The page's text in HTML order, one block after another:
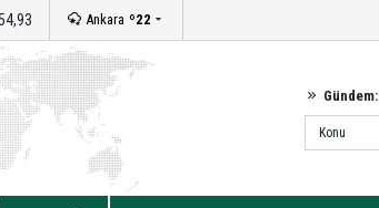
Ankara º22
Gündem: